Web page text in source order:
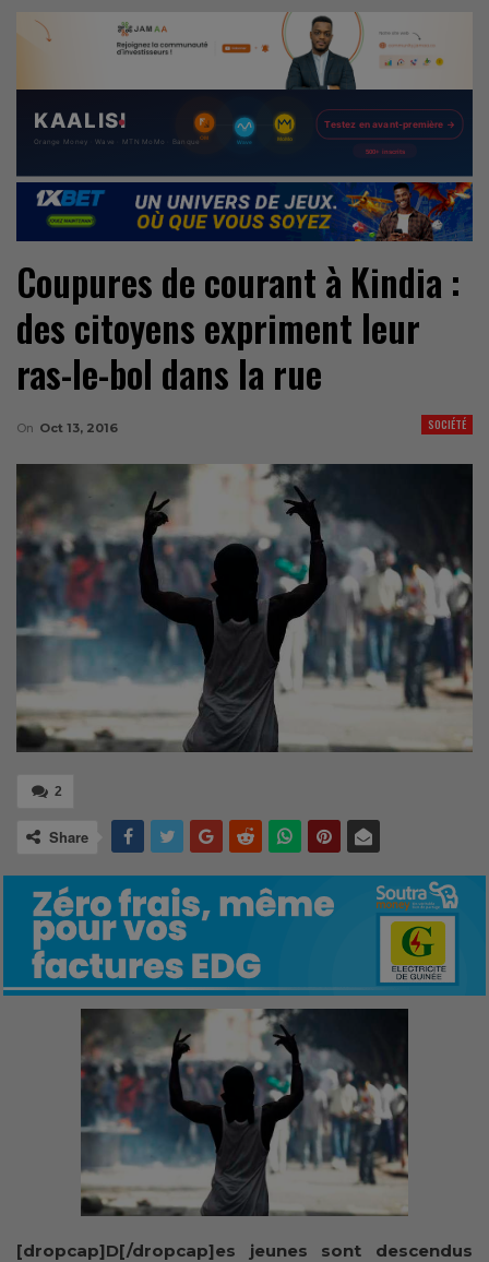
Coupures de courant à Kindia :
des citoyens expriment leur
ras-le-bol dans la rue
SOCIÉTÉ
On Oct 13, 2016
2
Share
[dropcap]D[/dropcap]es jeunes sont descendus